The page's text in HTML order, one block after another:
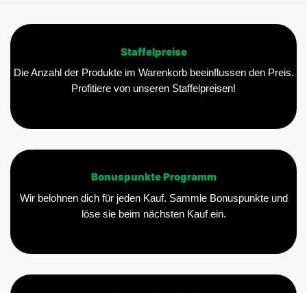
Staffelpreise
Die Anzahl der Produkte im Warenkorb beeinflussen den Preis.
Profitiere von unseren Staffelpreisen!
Bonuspunkte Programm
Wir belohnen dich für jeden Kauf. Sammle Bonuspunkte und
löse sie beim nächsten Kauf ein.